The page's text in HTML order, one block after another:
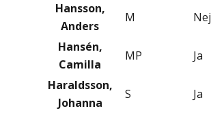
Hansson,
Anders
M Nej
Hansén,
Camilla
MP Ja
Haraldsson,
Johanna
S Ja